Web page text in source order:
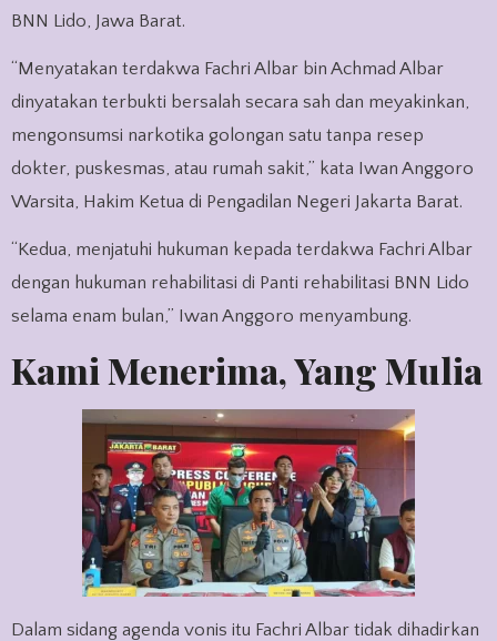
BNN Lido, Jawa Barat.
“Menyatakan terdakwa Fachri Albar bin Achmad Albar
dinyatakan terbukti bersalah secara sah dan meyakinkan,
mengonsumsi narkotika golongan satu tanpa resep
dokter, puskesmas, atau rumah sakit,” kata Iwan Anggoro
Warsita, Hakim Ketua di Pengadilan Negeri Jakarta Barat.
“Kedua, menjatuhi hukuman kepada terdakwa Fachri Albar
dengan hukuman rehabilitasi di Panti rehabilitasi BNN Lido
selama enam bulan,” Iwan Anggoro menyambung.
Kami Menerima, Yang Mulia
Dalam sidang agenda vonis itu Fachri Albar tidak dihadirkan